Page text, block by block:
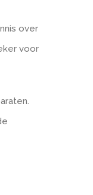
over
voor